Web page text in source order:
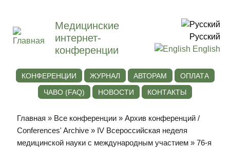
Медицинские
интернет-
конференции
Русский
English
КОНФЕРЕНЦИИ ЖУРНАЛ АВТОРАМ
ОПЛАТА
ЧАВО (FAQ)
НОВОСТИ КОНТАКТЫ
Главная » Все конференции »Архив конференций /
Conferences' Archive » IV Всероссийская неделя
медицинской науки с международным участием »76-я